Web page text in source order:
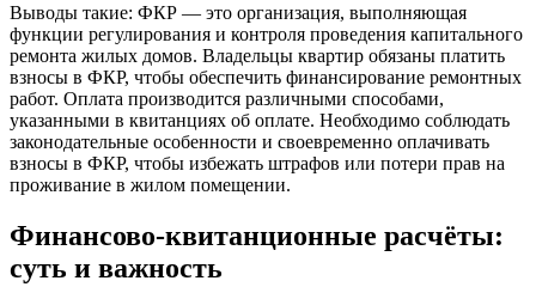
Выводы такие: ФКР — это организация, выполняющая
функции регулирования и контроля проведения капитального
ремонта жилых домов. Владельцы квартир обязаны платить
взносы в ФКР, чтобы обеспечить финансирование ремонтных
работ. Оплата производится различными способами,
указанными в квитанциях об оплате. Необходимо соблюдать
законодательные особенности и своевременно оплачивать
взносы в ФКР, чтобы избежать штрафов или потери прав на
проживание в жилом помещении.
Финансово-квитанционные расчёты:
суть и важность